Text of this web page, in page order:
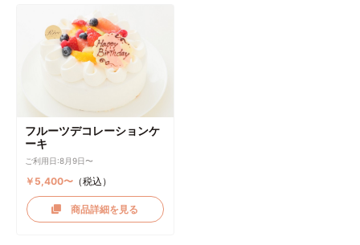
フルーツデコレーションケ
ーキ
ご利用日:8月9日〜
￥5,400〜（税込）
商品詳細を見る